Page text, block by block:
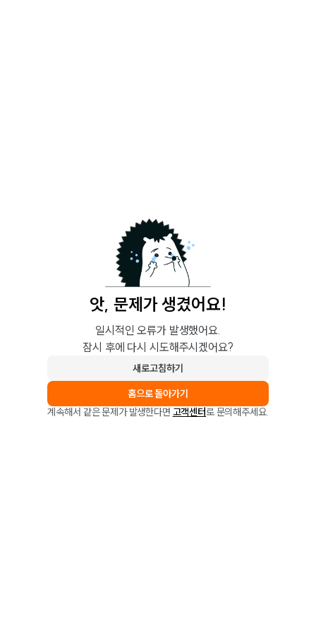
앗, 문제가 생겼어요!
일시적인 오류가 발생했어요.
잠시 후에 다시 시도해주시겠어요?
새로고침하기
홈으로 돌아가기
계속해서 같은 문제가 발생한다면 고객센터로 문의해주세요.